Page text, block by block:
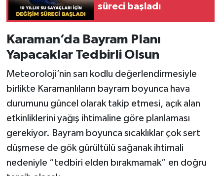
süreci başladı
Karaman’da Bayram Planı
Yapacaklar Tedbirli Olsun
Meteoroloji’nin sarı kodlu değerlendirmesiyle
birlikte Karamanlıların bayram boyunca hava
durumunu güncel olarak takip etmesi, açık alan
etkinliklerini yağış ihtimaline göre planlaması
gerekiyor. Bayram boyunca sıcaklıklar çok sert
düşmese de gök gürültülü sağanak ihtimali
nedeniyle “tedbiri elden bırakmamak” en doğru